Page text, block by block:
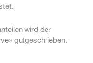
wird der
gutgeschrieben.